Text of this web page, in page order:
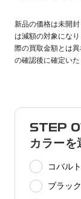
新品の価格は未開
は減額の対象にな
際の買取金額とは
の確認後に確定いた
STEP
カラーを
コバル
ブラック